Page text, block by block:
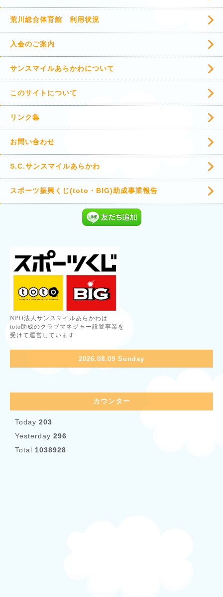
荒川総合体育館 利用状況
入会のご案内
サンスマイルあらかわについて
このサイトについて
リンク集
お問い合わせ
S.C.サンスマイルあらかわ
スポーツ振興くじ(toto・BIG)助成事業報告
NPO法人サンスマイルあらかわは
toto助成のクラブマネジャー設置事業を
受けて運営しています
2026.08.09 Sunday
カウンター
Today 203
Yesterday 296
Total 1038928